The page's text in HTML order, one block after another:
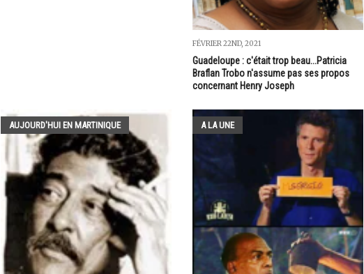
FÉVRIER 22ND, 2021
Guadeloupe : c'était trop beau...Patricia
Braflan Trobo n'assume pas ses propos
concernant Henry Joseph
AUJOURD'HUI EN MARTINIQUE A LA UNE